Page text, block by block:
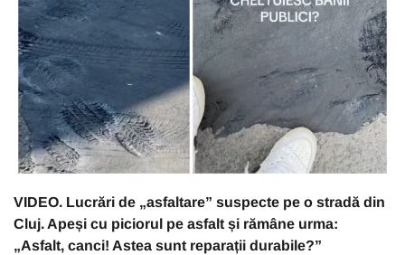
VIDEO. Lucrări de „asfaltare” suspecte pe o stradă din
Cluj. Apeși cu piciorul pe asfalt și rămâne urma:
„Asfalt, canci! Astea sunt reparații durabile?”